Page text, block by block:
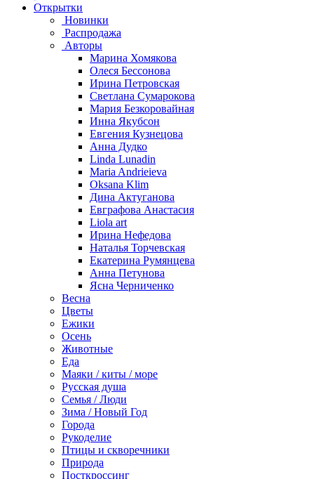
Открытки
Новинки
Распродажа
Авторы
Марина Хомякова
Олеся Бессонова
Ирина Петровская
Светлана Сумарокова
Мария Безкоровайная
Инна Якубсон
Евгения Кузнецова
Анна Дудко
Linda Lunadin
Maria Andrieieva
Oksana Klim
Дина Актуганова
Евграфова Анастасия
Liola art
Ирина Нефедова
Наталья Торчевская
Екатерина Румянцева
Анна Петунова
Ясна Черниченко
Весна
Цветы
Ежики
Осень
Животные
Еда
Маяки / киты / море
Русская душа
Семья / Люди
Зима / Новый Год
Города
Рукоделие
Птицы и скворечники
Природа
Посткроссинг